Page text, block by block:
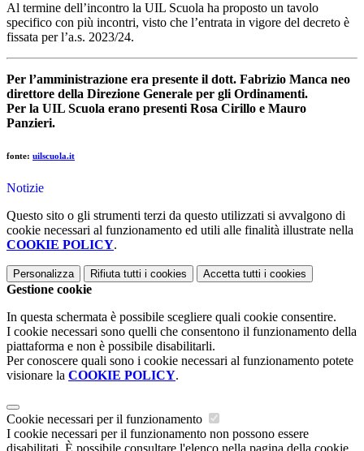
Al termine dell’incontro la UIL Scuola ha proposto un tavolo
specifico con più incontri, visto che l’entrata in vigore del decreto è
fissata per l’a.s. 2023/24.
Per l’amministrazione era presente il dott. Fabrizio Manca neo
direttore della Direzione Generale per gli Ordinamenti.
Per la UIL Scuola erano presenti Rosa Cirillo e Mauro
Panzieri.
fonte: uilscuola.it
Notizie
Questo sito o gli strumenti terzi da questo utilizzati si avvalgono di
cookie necessari al funzionamento ed utili alle finalità illustrate nella
COOKIE POLICY.
Personalizza Rifiuta tutti i cookies Accetta tutti i cookies
Gestione cookie
In questa schermata è possibile scegliere quali cookie consentire.
I cookie necessari sono quelli che consentono il funzionamento della
piattaforma e non è possibile disabilitarli.
Per conoscere quali sono i cookie necessari al funzionamento potete
visionare la COOKIE POLICY.
Cookie necessari per il funzionamento
I cookie necessari per il funzionamento non possono essere
disabilitati. È possibile consultare l'elenco nella pagina della cookie